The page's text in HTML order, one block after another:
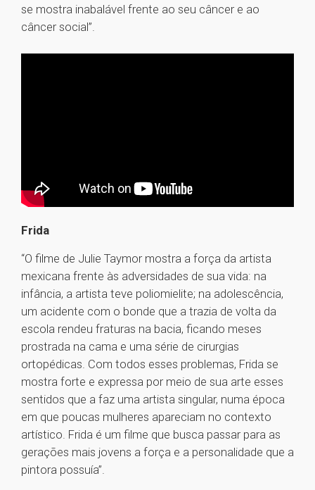
se mostra inabalável frente ao seu câncer e ao
câncer social”.
Frida
“O filme de Julie Taymor mostra a força da artista
mexicana frente às adversidades de sua vida: na
infância, a artista teve poliomielite; na adolescência,
um acidente com o bonde que a trazia de volta da
escola rendeu fraturas na bacia, ficando meses
prostrada na cama e uma série de cirurgias
ortopédicas. Com todos esses problemas, Frida se
mostra forte e expressa por meio de sua arte esses
sentidos que a faz uma artista singular, numa época
em que poucas mulheres apareciam no contexto
artístico. Frida é um filme que busca passar para as
gerações mais jovens a força e a personalidade que a
pintora possuía”.